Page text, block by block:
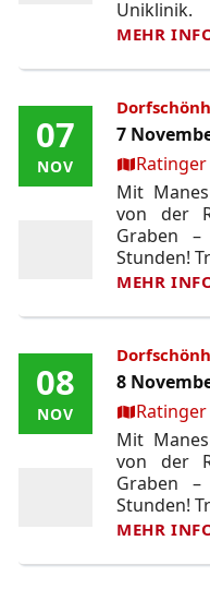
Uniklinik.
MEHR
07
NOV
07
NOV
7
Ort:
Mit
von der
Graben
Stunden!
MEHR
08
NOV
08
NOV
8
Ort:
Mit
von der
Graben
Stunden!
MEHR